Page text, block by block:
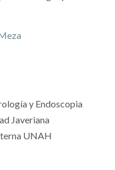
y Endoscopia
Javeriana
UNAH